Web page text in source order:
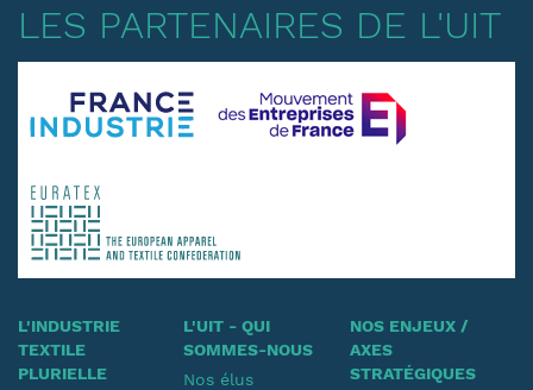
LES PARTENAIRES DE L'UIT
L'INDUSTRIE
TEXTILE
PLURIELLE
L'UIT - QUI
SOMMES-NOUS
Nos élus
NOS ENJEUX /
AXES
STRATÉGIQUES